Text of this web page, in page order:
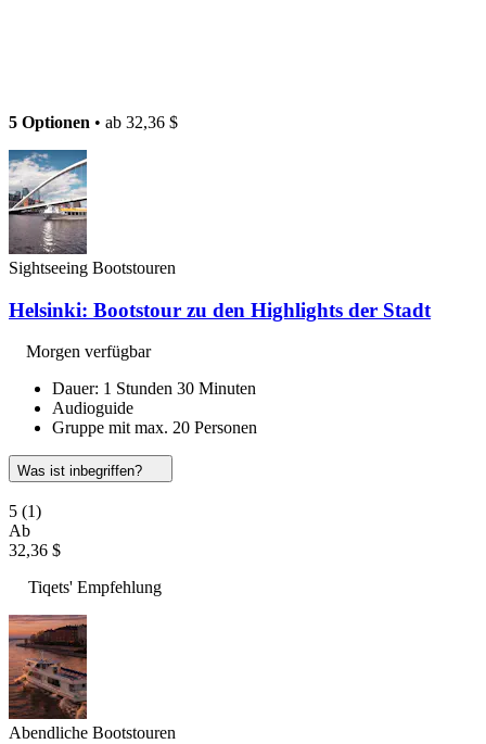
5 Optionen • ab 32,36 $
Sightseeing Bootstouren
Helsinki: Bootstour zu den Highlights der Stadt
Morgen verfügbar
Dauer: 1 Stunden 30 Minuten
Audioguide
Gruppe mit max. 20 Personen
Was ist inbegriffen?
5 (1)
Ab
32,36 $
Tiqets' Empfehlung
Abendliche Bootstouren